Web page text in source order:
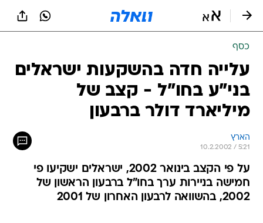
כסף
עלייה חדה בהשקעות ישראלים
בני"ע בחו"ל - קצב של
מיליארד דולר ברבעון
הארץ
10.2.2002 / 5:21
על פי הקצב בינואר 2002, ישראלים ישקיעו פי
חמישה בניירות ערך בחו"ל ברבעון הראשון של
2002, בהשוואה לרבעון האחרון של 2001